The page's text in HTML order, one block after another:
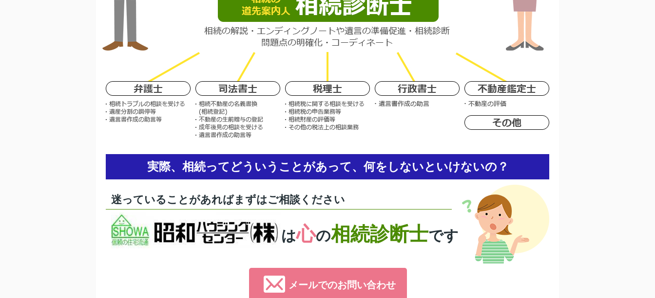
実際、相続ってどういうことがあって、何をしないといけないの？
迷っていることがあればまずはご相談ください
は心の相続診断士です
メールでのお問い合わせ